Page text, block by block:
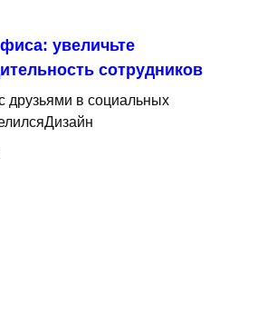
увеличьте
сотрудников
друзьями в социальных